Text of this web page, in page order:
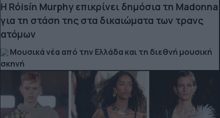
Η Róisín Murphy επικρίνει δημόσια τη Madonna
για τη στάση της στα δικαιώματα των τρανς
ατόμων
Μουσικά νέα από την Ελλάδα και τη διεθνή μουσική
σκηνή